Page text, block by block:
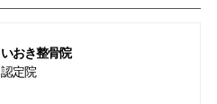
いおき整骨院
認定院